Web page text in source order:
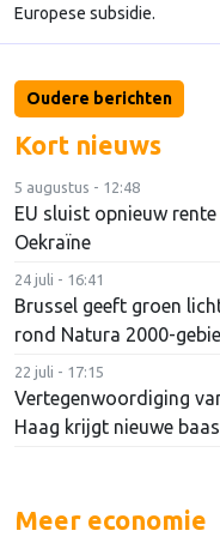
Europese subsidie.
Oudere berichten
Kort nieuws
5 augustus - 12:48
EU sluist opnieuw
Oekraïne
24 juli - 16:41
Brussel geeft groen
rond Natura 2000-
22 juli - 17:15
Vertegenwoordiging
Haag krijgt nieuwe baas
Meer economie